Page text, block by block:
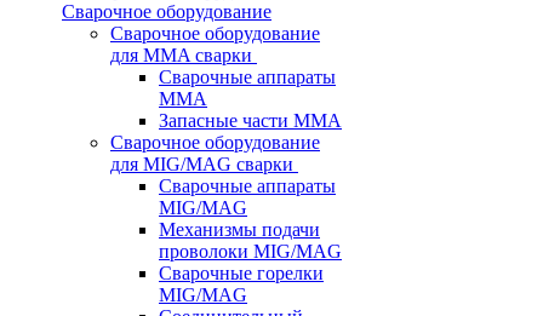
Сварочное оборудование
Сварочное оборудование
для MMA сварки
Сварочные аппараты
MMA
Запасные части MMA
Сварочное оборудование
для MIG/MAG сварки
Сварочные аппараты
MIG/MAG
Механизмы подачи
проволоки MIG/MAG
Сварочные горелки
MIG/MAG